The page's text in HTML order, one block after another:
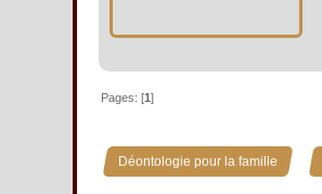
Pages: [1]
Déontologie pour la famille »